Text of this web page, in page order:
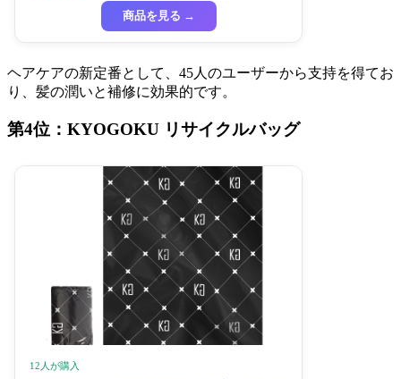
商品を見る →
ヘアケアの新定番として、45人のユーザーから支持を得てお
り、髪の潤いと補修に効果的です。
第4位：KYOGOKU リサイクルバッグ
12人が購入